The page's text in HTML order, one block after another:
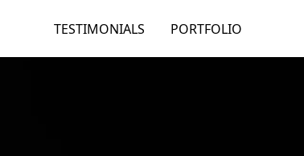
TESTIMONIALS PORTFOLIO